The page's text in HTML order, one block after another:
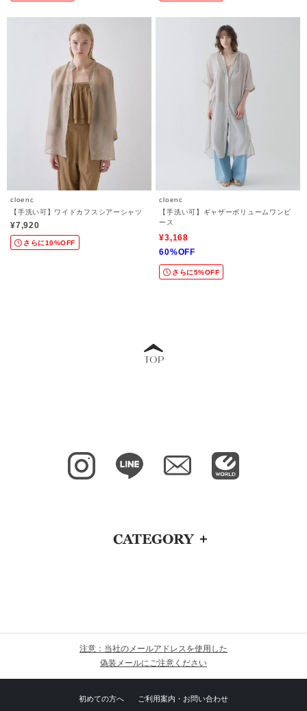
cloenc
【手洗い可】ワイドカフスシアーシャツ
¥7,920
さらに10%OFF
cloenc
【手洗い可】ギャザーボリュームワンピ
ース
¥3,168
60%OFF
さらに5%OFF
TOP
CATEGORY
注意：当社のメールアドレスを使用した
偽装メールにご注意ください
初めての方へ ご利用案内・お問い合わせ